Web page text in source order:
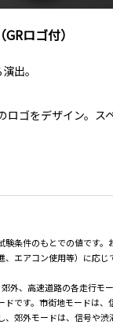
ロゴ付）
出。
ロゴをデザイン。ス
条件のもとでの値です。
、エアコン使用等）に応じ
外、高速道路の各走行モ
ドです。市街地モードは、
、郊外モードは、信号や